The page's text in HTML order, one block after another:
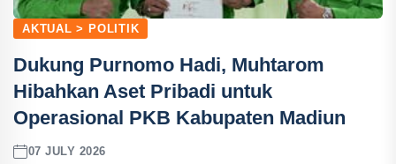
AKTUAL > POLITIK
Dukung Purnomo Hadi, Muhtarom
Hibahkan Aset Pribadi untuk
Operasional PKB Kabupaten Madiun
07 JULY 2026